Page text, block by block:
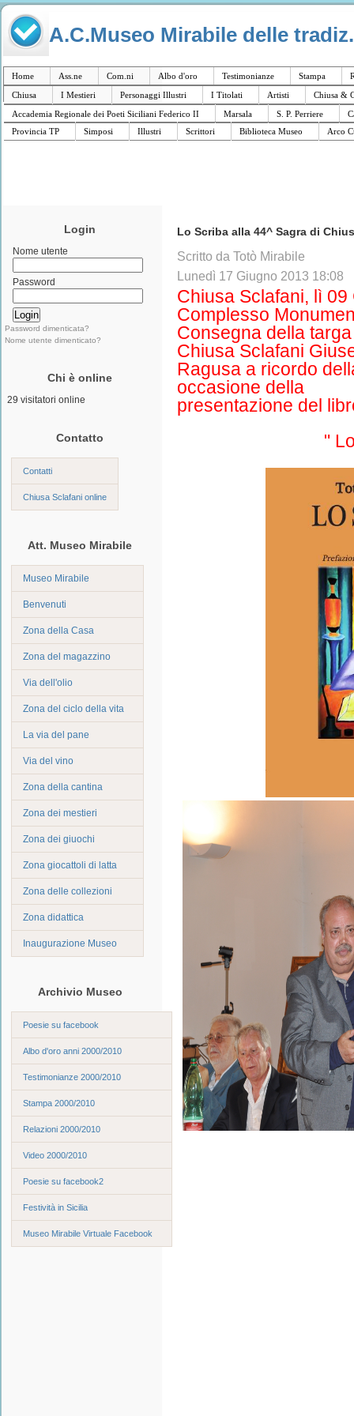
A.C.Museo Mirabile delle
Home Ass.ne Com.ni Albo d'oro Testimonianze Stampa
Chiusa
I Mestieri Personaggi Illustri I Titolati Artisti
Chiusa &
Accademia Regionale dei Poeti Siciliani Federico II
Marsala S. P. Perriere
Provincia TP
Simposi Illustri Scrittori Biblioteca Museo Arco
Login
Nome utente
Password
Password dimenticata?
Nome utente dimenticato?
Chi è online
29 visitatori online
Contatto
Contatti
Chiusa Sclafani online
Att. Museo Mirabile
Museo Mirabile
Benvenuti
Zona della Casa
Zona del magazzino
Via dell'olio
Zona del ciclo della vita
La via del pane
Via del vino
Zona della cantina
Zona dei mestieri
Zona dei giuochi
Zona giocattoli di latta
Zona delle collezioni
Zona didattica
Inaugurazione Museo
Archivio Museo
Poesie su facebook
Albo d'oro anni 2000/2010
Testimonianze 2000/2010
Stampa 2000/2010
Relazioni 2000/2010
Video 2000/2010
Poesie su facebook2
Festività in Sicilia
Museo Mirabile Virtuale Facebook
Lo Scriba alla 44^ Sagra di
Scritto da Totò Mirabile
Lunedì 17 Giugno 2013 18:08
Chiusa Sclafani, lì
Complesso
Consegna della
Chiusa Sclafani
Ragusa a ricordo
occasione della
presentazione
"